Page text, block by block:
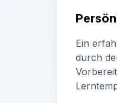
Ein
durch